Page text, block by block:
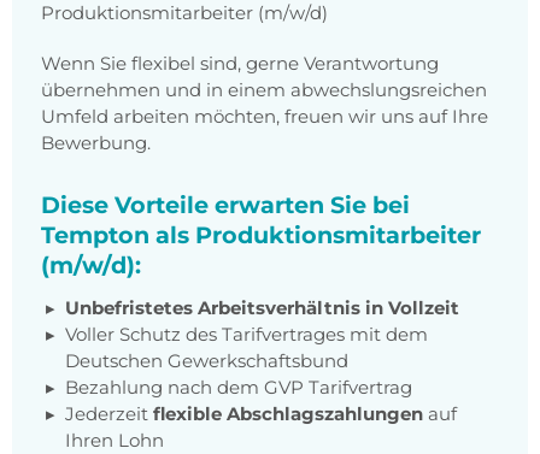
Produktionsmitarbeiter (m/w/d)
Wenn Sie flexibel sind, gerne Verantwortung
übernehmen und in einem abwechslungsreichen
Umfeld arbeiten möchten, freuen wir uns auf Ihre
Bewerbung.
Diese Vorteile erwarten Sie bei
Tempton als Produktionsmitarbeiter
(m/w/d):
Unbefristetes Arbeitsverhältnis in Vollzeit
Voller Schutz des Tarifvertrages mit dem
Deutschen Gewerkschaftsbund
Bezahlung nach dem GVP Tarifvertrag
Jederzeit flexible Abschlagszahlungen auf
Ihren Lohn